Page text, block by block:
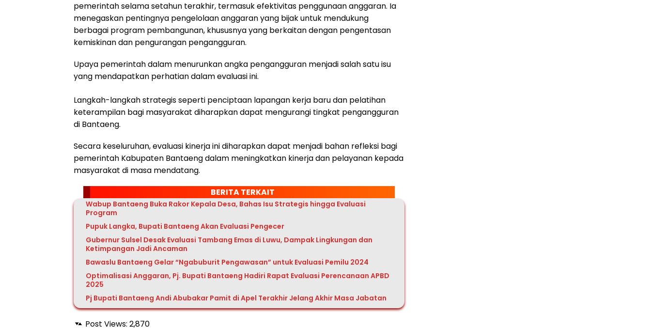
pemerintah selama setahun terakhir, termasuk efektivitas penggunaan anggaran. Ia
menegaskan pentingnya pengelolaan anggaran yang bijak untuk mendukung
berbagai program pembangunan, khususnya yang berkaitan dengan pengentasan
kemiskinan dan pengurangan pengangguran.
Upaya pemerintah dalam menurunkan angka pengangguran menjadi salah satu isu
yang mendapatkan perhatian dalam evaluasi ini.
Langkah-langkah strategis seperti penciptaan lapangan kerja baru dan pelatihan
keterampilan bagi masyarakat diharapkan dapat mengurangi tingkat pengangguran
di Bantaeng.
Secara keseluruhan, evaluasi kinerja ini diharapkan dapat menjadi bahan refleksi bagi
pemerintah Kabupaten Bantaeng dalam meningkatkan kinerja dan pelayanan kepada
masyarakat di masa mendatang.
BERITA TERKAIT
Wabup Bantaeng Buka Rakor Kepala Desa, Bahas Isu Strategis hingga Evaluasi
Program
Pupuk Langka, Bupati Bantaeng Akan Evaluasi Pengecer
Gubernur Sulsel Desak Evaluasi Tambang Emas di Luwu, Dampak Lingkungan dan
Ketimpangan Jadi Ancaman
Bawaslu Bantaeng Gelar “Ngabuburit Pengawasan” untuk Evaluasi Pemilu 2024
Optimalisasi Anggaran, Pj. Bupati Bantaeng Hadiri Rapat Evaluasi Perencanaan APBD
2025
Pj Bupati Bantaeng Andi Abubakar Pamit di Apel Terakhir Jelang Akhir Masa Jabatan
Post Views: 2,870